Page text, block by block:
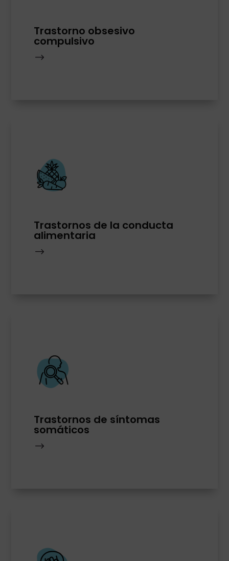
Trastorno obsesivo
compulsivo
$
Trastornos de la conducta
alimentaria
$
Trastornos de síntomas
somáticos
$